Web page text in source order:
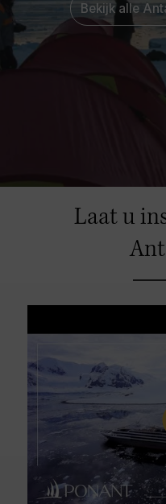
Bekijk alle
Laat u